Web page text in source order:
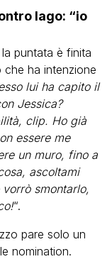
Iago: “io
puntata è finita
ha intenzione
lui ha capito il
Jessica?
clip. Ho già
essere me
un muro, fino a
ascoltami
smontarlo,
“.
pare solo un
nomination.